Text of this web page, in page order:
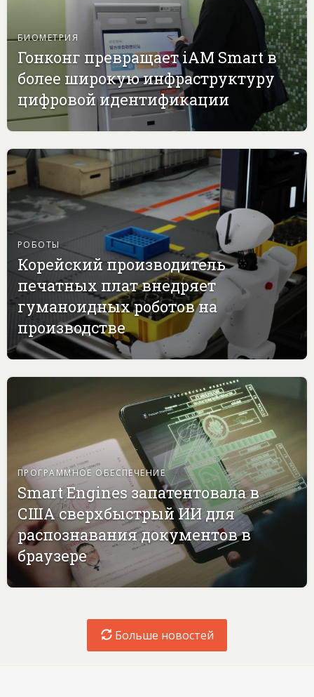
БИОМЕТРИЯ
Гонконг превращает iAM Smart в
более широкую инфраструктуру
цифровой идентификации
РОБОТЫ
Корейский производитель
печатных плат внедряет
гуманоидных роботов на
производстве
ПРОГРАММНОЕ ОБЕСПЕЧЕНИЕ
Smart Engines запатентовала в
США сверхбыстрый ИИ для
распознавания документов в
браузере
Больше новостей